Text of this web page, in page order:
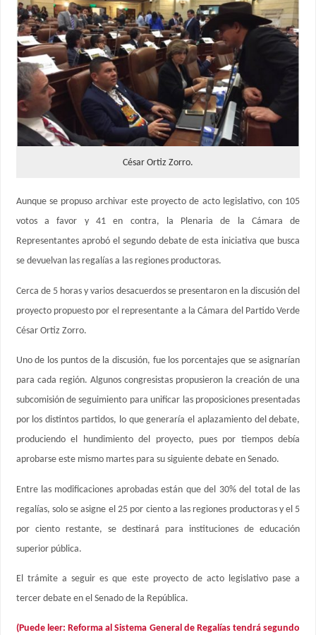
César Ortiz Zorro.
Aunque se propuso archivar este proyecto de acto legislativo, con 105
votos a favor y 41 en contra, la Plenaria de la Cámara de
Representantes aprobó el segundo debate de esta iniciativa que busca
se devuelvan las regalías a las regiones productoras.
Cerca de 5 horas y varios desacuerdos se presentaron en la discusión del
proyecto propuesto por el representante a la Cámara del Partido Verde
César Ortiz Zorro.
Uno de los puntos de la discusión, fue los porcentajes que se asignarían
para cada región. Algunos congresistas propusieron la creación de una
subcomisión de seguimiento para unificar las proposiciones presentadas
por los distintos partidos, lo que generaría el aplazamiento del debate,
produciendo el hundimiento del proyecto, pues por tiempos debía
aprobarse este mismo martes para su siguiente debate en Senado.
Entre las modificaciones aprobadas están que del 30% del total de las
regalías, solo se asigne el 25 por ciento a las regiones productoras y el 5
por ciento restante, se destinará para instituciones de educación
superior pública.
El trámite a seguir es que este proyecto de acto legislativo pase a
tercer debate en el Senado de la República.
(Puede leer: Reforma al Sistema General de Regalías tendrá segundo